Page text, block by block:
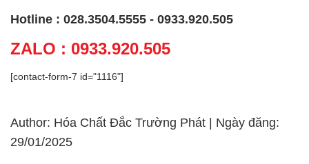
Hotline : 028.3504.5555 - 0933.920.505
ZALO : 0933.920.505
[contact-form-7 id="1116"]
Author: Hóa Chất Đắc Trường Phát | Ngày đăng:
29/01/2025